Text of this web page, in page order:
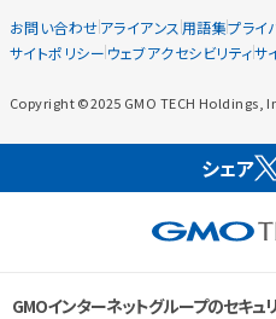
お問い合わせアライアンス 用語集プライ
サイトポリシー ウェブアクセシビリティサ
Copyright ©2025 GMO TECH Holdings,
シェア
GMOインターネットグループのセキュ